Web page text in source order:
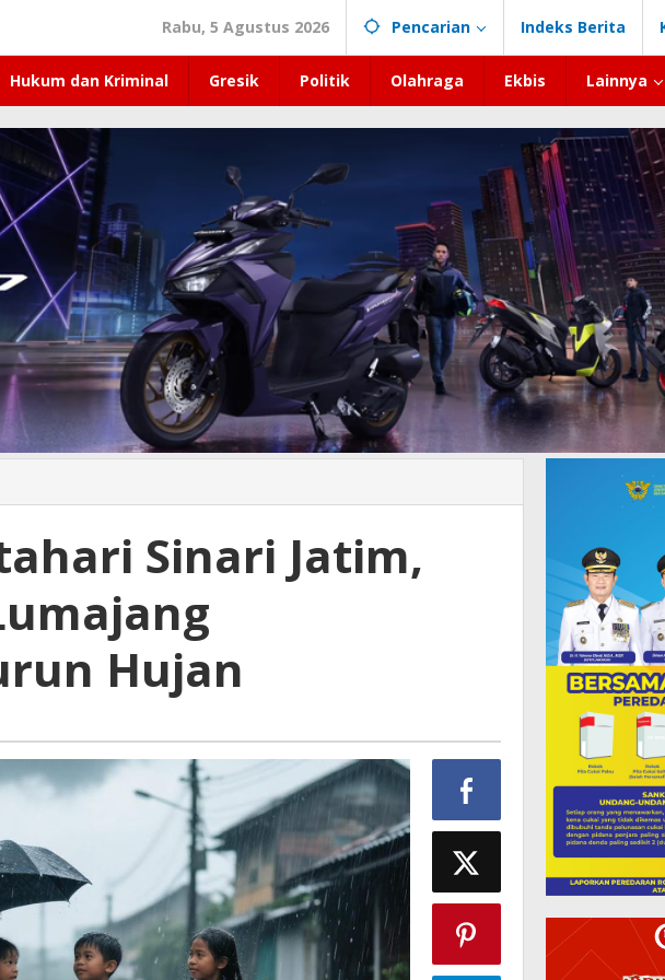
Rabu, 5 Agustus 2026 Pencarian Indeks Berita
Hukum dan Kriminal Gresik Politik Olahraga Ekbis Lainnya
Sinari Jatim,
Hujan